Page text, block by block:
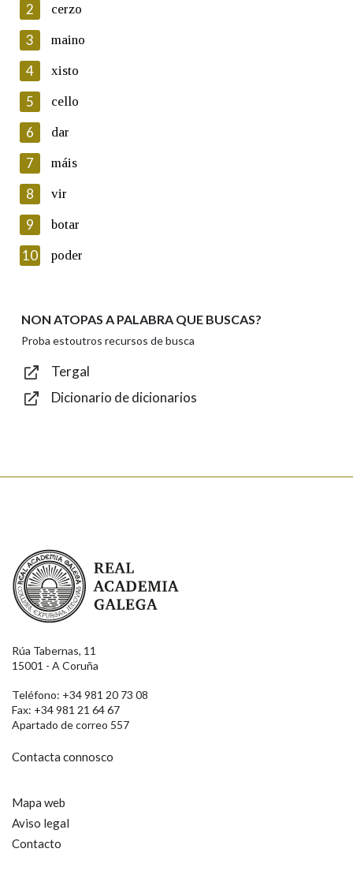
En cumprimento da normativa vixente en materia de
Protección de Datos de Carácter Persoal, a Real Academia
Galega informa a aqueles usuarios que faciliten o seu correo
electrónico, así como calquera outra información de carácter
persoal, que estes datos serán obxecto de tratamento
automatizado de carácter confidencial e incorporados aos seus
ficheiros informáticos. Así mesmo, os usuarios poderán exercer o
seu dereito de acceso, rectificación, oposición e cancelación dos
seus datos poñéndose en contacto connosco.
Lin e acepto as condicións da política de
Introduce o código que aparece na imaxe:
Texto de verificación
2 cerzo
3 maino
4 xisto
5 cello
6 dar
7 máis
8 vir
9 botar
10 poder
NON ATOPAS A PALABRA QUE BUSCAS?
Proba estoutros recursos de busca
Tergal
Dicionario de dicionarios
Real Academia Galega
Rúa Tabernas, 11
15001 - A Coruña
Teléfono: +34 981 20 73 08
Fax: +34 981 21 64 67
Apartado de correo 557
Contacta connosco
Mapa web
Aviso legal
Contacto